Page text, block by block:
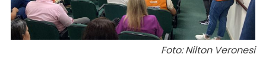
Foto: Nilton Veronesi